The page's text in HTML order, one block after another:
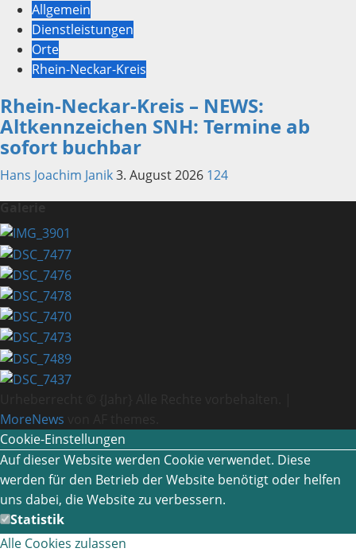
Allgemein
Dienstleistungen
Orte
Rhein-Neckar-Kreis
Rhein-Neckar-Kreis – NEWS:
Altkennzeichen SNH: Termine ab
sofort buchbar
Hans Joachim Janik3. August 2026 124
MoreNews
Cookie-Einstellungen
Auf dieser Website werden Cookie verwendet. Diese
werden für den Betrieb der Website benötigt oder helfen
uns dabei, die Website zu verbessern.
Statistik
Alle Cookies zulassen